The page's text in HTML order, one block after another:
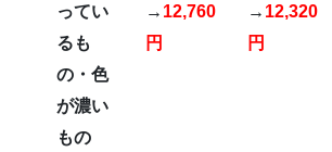
ってい
るも
の・色
が濃い
もの
→ 12,760
円
→ 12,320
円